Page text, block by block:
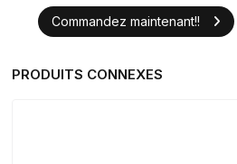
Commandez maintenant!!
PRODUITS CONNEXES